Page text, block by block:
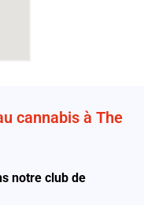
cannabis à The
notre club de